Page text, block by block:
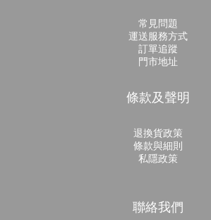
常見問題
運送服務方式
訂單追蹤
門市地址
條款及聲明
退換貨政策
條款與細則
私隱政策
聯絡我們